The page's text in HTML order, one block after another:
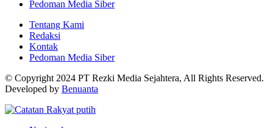
Pedoman Media Siber
Tentang Kami
Redaksi
Kontak
Pedoman Media Siber
© Copyright 2024 PT Rezki Media Sejahtera, All Rights Reserved.
Developed by Benuanta